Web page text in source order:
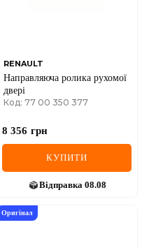
RENAULT
Направляюча ролика рухомої
двері
Код: 77 00 350 377
8 356 грн
КУПИТИ
Відправка 08.08
Оригінал